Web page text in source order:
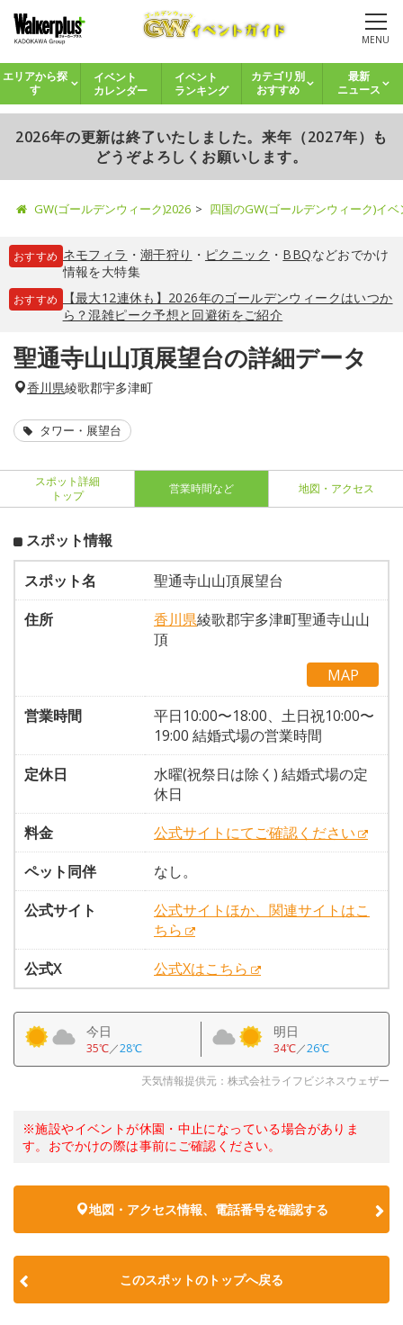
MENU
エリアから探
す
イベント
カレンダー
イベント
ランキング
カテゴリ別
おすすめ
最新
ニュース
2026年の更新は終了いたしました。来年（2027年）も
どうぞよろしくお願いします。
GW(ゴールデンウィーク)2026 四国のGW(ゴールデンウィーク)イ
おすすめ ネモフィラ ・ 潮干狩り ・ ピクニック ・ BBQなどおでかけ
情報を大特集
おすすめ
【最大12連休も】2026年のゴールデンウィークはいつか
ら？混雑ピーク予想と回避術をご紹介
聖通寺山山頂展望台の詳細データ
香川県綾歌郡宇多津町
タワー・展望台
スポット詳細
トップ
営業時間など 地図・アクセス
スポット情報
スポット名
聖通寺山山頂展望台
住所
香川県綾歌郡宇多津町聖通寺山山
頂
MAP
営業時間
平日10:00〜18:00、土日祝10:00〜
19:00 結婚式場の営業時間
定休日
水曜(祝祭日は除く) 結婚式場の定
休日
料金
公式サイトにてご確認ください
ペット同伴
なし。
公式サイト
公式サイトほか、関連サイトはこ
ちら
公式X
公式Xはこちら
今日
35℃／28℃
明日
34℃／26℃
天気情報提供元：株式会社ライフビジネスウェザー
※施設やイベントが休園・中止になっている場合がありま
す。おでかけの際は事前にご確認ください。
地図・アクセス情報、電話番号を確認する
このスポットのトップへ戻る